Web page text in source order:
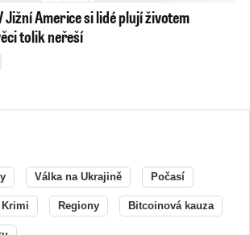
Jižní Americe si lidé plují životem
tolik neřeší
Válka na Ukrajině Počasí
Krimi Regiony Bitcoinová kauza